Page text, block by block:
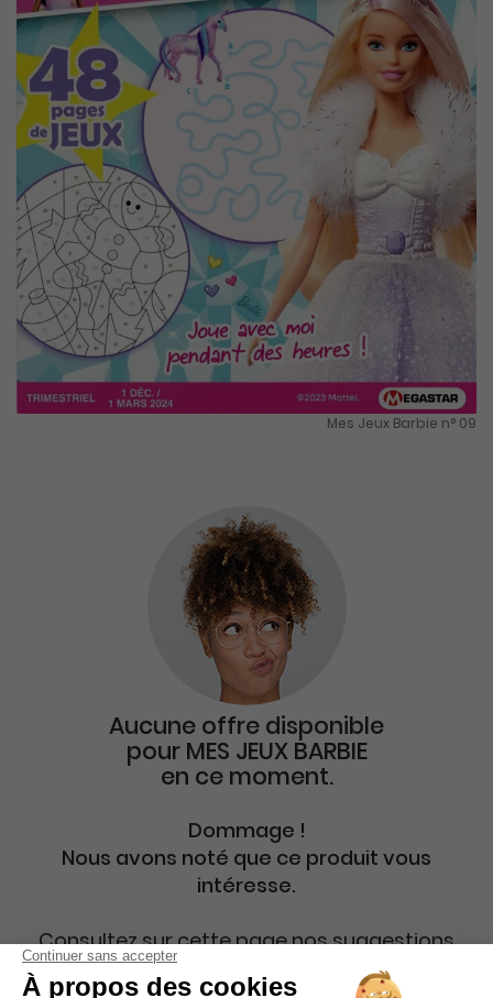
Mes Jeux Barbie n° 09
Aucune offre disponible
pour MES JEUX BARBIE
en ce moment.
Dommage !
Nous avons noté que ce produit vous
intéresse.
Consultez sur cette page nos suggestions
de titres proches.